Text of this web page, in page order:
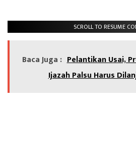
SCROLL TO RESUME
Baca Juga : Pelantikan Usai,
Ijazah Palsu Harus